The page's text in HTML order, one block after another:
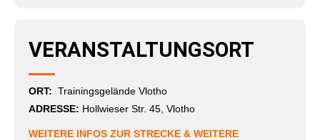
VERANSTALTUNGSORT
ORT: Trainingsgelände Vlotho
ADRESSE: Hollwieser Str. 45, Vlotho
WEITERE INFOS ZUR STRECKE & WEITERE